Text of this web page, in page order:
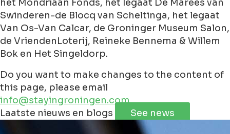
het Mondriaan Fonds, het legaat De Marees van
Swinderen-de Blocq van Scheltinga, het legaat
Van Os-Van Calcar, de Groninger Museum Salon,
de VriendenLoterij, Reineke Bennema & Willem
Bok en Het Singeldorp.
Do you want to make changes to the content of
this page, please email
info@stayingroningen.com
+
Leaflet | ©JawgMaps©OpenStreetMap
Laatste nieuws en blogs See news